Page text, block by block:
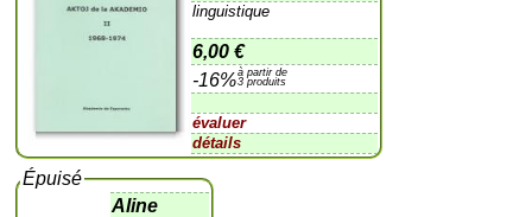
linguistique
6,00 €
-16%à partir de
3 produits
évaluer
détails
Épuisé
Aline